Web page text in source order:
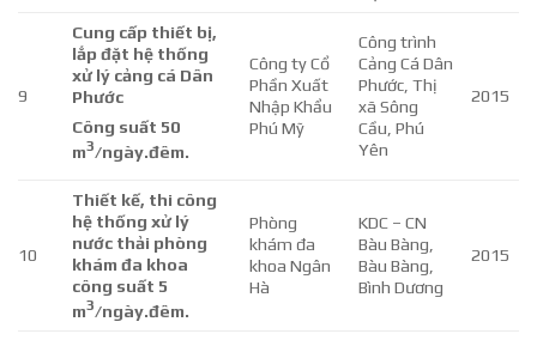
9
Cung cấp thiết bị,
lắp đặt hệ thống
xử lý cảng cá Dân
Phước
Công suất 50
m3/ngày.đêm.
Công ty Cổ
Phần Xuất
Nhập Khẩu
Phú Mỹ
Công trình
Cảng Cá Dân
Phước, Thị
xã Sông
Cầu, Phú
Yên
2015
10
Thiết kế, thi công
hệ thống xử lý
nước thải phòng
khám đa khoa
công suất 5
m3/ngày.đêm.
Phòng
khám đa
khoa Ngân
Hà
KDC – CN
Bàu Bàng,
Bàu Bàng,
Bình Dương
2015